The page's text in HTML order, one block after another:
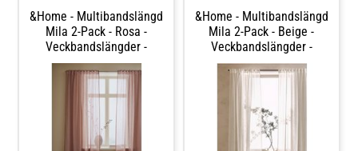
&Home - Multibandslängd
Mila 2-Pack - Rosa -
Veckbandslängder -
&Home - Multibandslängd
Mila 2-Pack - Beige -
Veckbandslängder -